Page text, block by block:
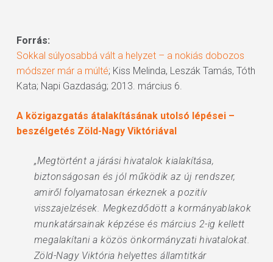
Forrás:
Sokkal súlyosabbá vált a helyzet – a nokiás dobozos
módszer már a múlté; Kiss Melinda, Leszák Tamás, Tóth
Kata; Napi Gazdaság; 2013. március 6.
A közigazgatás átalakításának utolsó lépései –
beszélgetés Zöld-Nagy Viktóriával
„Megtörtént a járási hivatalok kialakítása,
biztonságosan és jól működik az új rendszer,
amiről folyamatosan érkeznek a pozitív
visszajelzések. Megkezdődött a kormányablakok
munkatársainak képzése és március 2-ig kellett
megalakítani a közös önkormányzati hivatalokat.
Zöld-Nagy Viktória helyettes államtitkár